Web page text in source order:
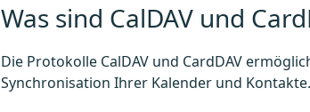
Was sind CalDAV und
Die Protokolle CalDAV und CardDAV
Synchronisation Ihrer Kalender und Kontakte.